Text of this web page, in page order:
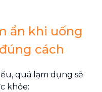
ẩn khi uống
cách
quá lạm dụng sẽ
khỏe: